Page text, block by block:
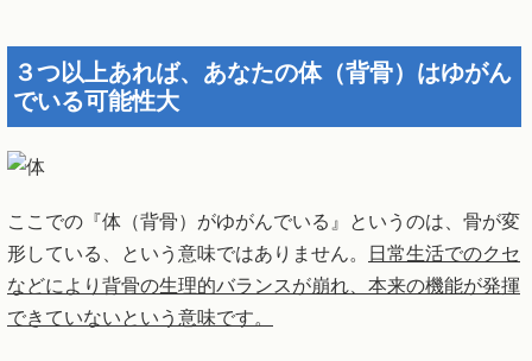
３つ以上あれば、あなたの体（背骨）はゆがん
でいる可能性大
ここでの『体（背骨）がゆがんでいる』というのは、骨が変
形している、という意味ではありません。
日常生活でのクセ
などにより背骨の生理的バランスが崩れ、本来の機能が発揮
できていないという意味です。